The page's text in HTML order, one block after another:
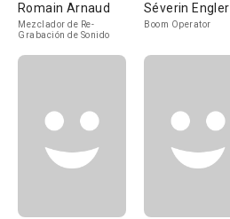
Romain Arnaud
Mezclador de Re-
Grabación de Sonido
Séverin Engler
Boom Operator